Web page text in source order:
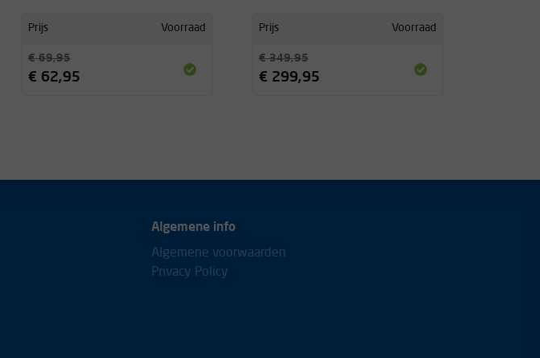
Prijs Voorraad
€ 69,95
€ 62,95
Prijs Voorraad
€ 349,95
€ 299,95
Algemene info
Algemene voorwaarden
Privacy Policy